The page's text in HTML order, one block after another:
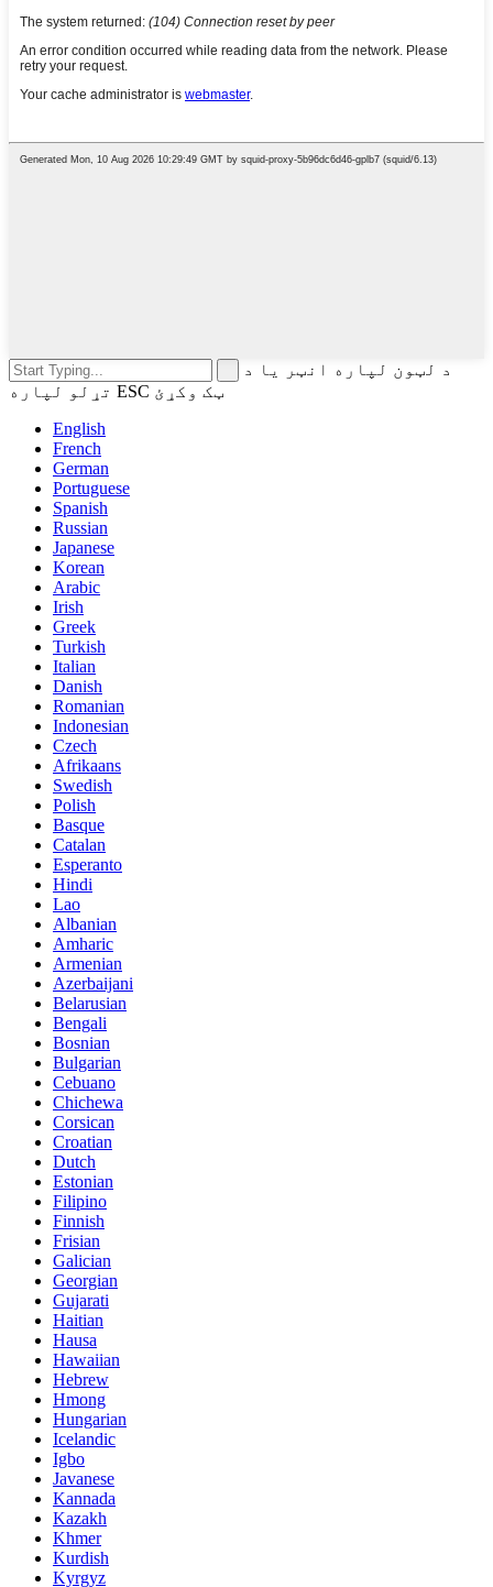
د لټون لپاره انټر یا د
تړلو لپاره ESC ټک وکړئ
English
French
German
Portuguese
Spanish
Russian
Japanese
Korean
Arabic
Irish
Greek
Turkish
Italian
Danish
Romanian
Indonesian
Czech
Afrikaans
Swedish
Polish
Basque
Catalan
Esperanto
Hindi
Lao
Albanian
Amharic
Armenian
Azerbaijani
Belarusian
Bengali
Bosnian
Bulgarian
Cebuano
Chichewa
Corsican
Croatian
Dutch
Estonian
Filipino
Finnish
Frisian
Galician
Georgian
Gujarati
Haitian
Hausa
Hawaiian
Hebrew
Hmong
Hungarian
Icelandic
Igbo
Javanese
Kannada
Kazakh
Khmer
Kurdish
Kyrgyz